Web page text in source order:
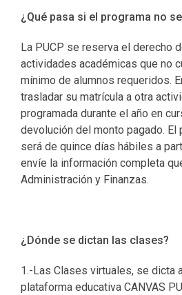
¿Qué pasa si el programa no
La PUCP se reserva el derecho
actividades académicas que no
mínimo de alumnos requeridos.
trasladar su matrícula a otra
programada durante el año en
devolución del monto pagado.
será de quince días hábiles a
envíe la información completa
Administración y Finanzas.
¿Dónde se dictan las clases?
1.-Las Clases virtuales, se dicta
plataforma educativa CANVAS